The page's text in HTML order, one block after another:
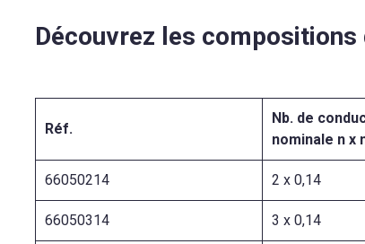
Découvrez les compositions
Réf.
Nb. de
nominale n x
66050214 2 x 0,14
66050314 3 x 0,14